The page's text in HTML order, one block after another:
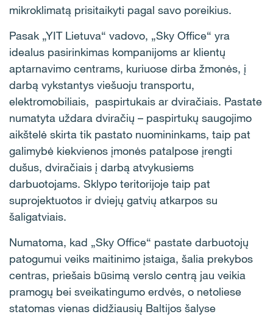
mikroklimatą prisitaikyti pagal savo poreikius.
Pasak „YIT Lietuva“ vadovo, „Sky Office“ yra
idealus pasirinkimas kompanijoms ar klientų
aptarnavimo centrams, kuriuose dirba žmonės, į
darbą vykstantys viešuoju transportu,
elektromobiliais, paspirtukais ar dviračiais. Pastate
numatyta uždara dviračių – paspirtukų saugojimo
aikštelė skirta tik pastato nuomininkams, taip pat
galimybė kiekvienos įmonės patalpose įrengti
dušus, dviračiais į darbą atvykusiems
darbuotojams. Sklypo teritorijoje taip pat
suprojektuotos ir dviejų gatvių atkarpos su
šaligatviais.
Numatoma, kad „Sky Office“ pastate darbuotojų
patogumui veiks maitinimo įstaiga, šalia prekybos
centras, priešais būsimą verslo centrą jau veikia
pramogų bei sveikatingumo erdvės, o netoliese
statomas vienas didžiausių Baltijos šalyse